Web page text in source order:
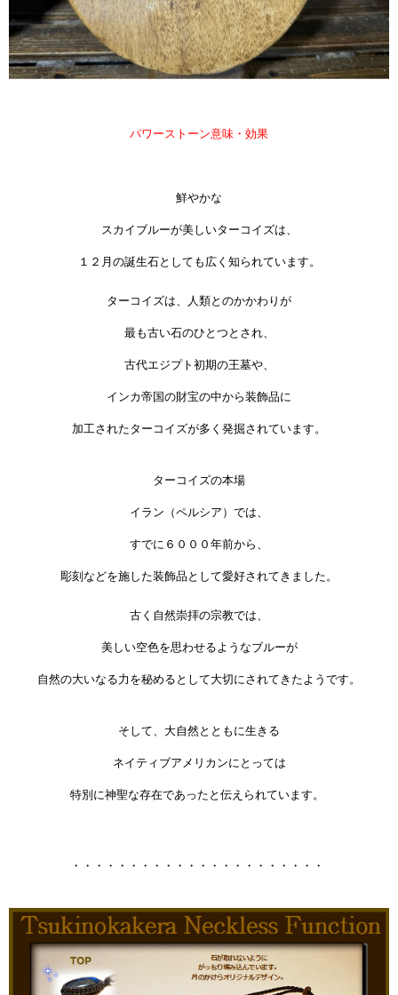
パワーストーン意味・効果
鮮やかな
スカイブルーが美しいターコイズは、
１２月の誕生石としても広く知られています。
ターコイズは、人類とのかかわりが
最も古い石のひとつとされ、
古代エジプト初期の王墓や、
インカ帝国の財宝の中から装飾品に
加工されたターコイズが多く発掘されています。
ターコイズの本場
イラン（ペルシア）では、
すでに６０００年前から、
彫刻などを施した装飾品として愛好されてきました。
古く自然崇拝の宗教では、
美しい空色を思わせるようなブルーが
自然の大いなる力を秘めるとして大切にされてきたようです。
そして、大自然とともに生きる
ネイティブアメリカンにとっては
特別に神聖な存在であったと伝えられています。
・・・・・・・・・・・・・・・・・・・・・・